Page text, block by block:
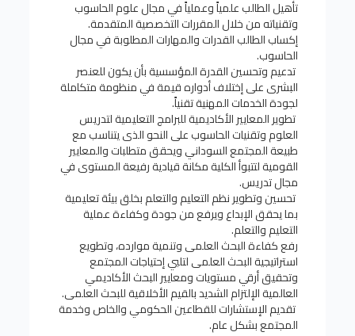
تأهيل الطالب علمياً وعملياً في مجال علوم الحاسوب
وتقنياته من خلال المقررات التخصصية المتقدمة.
إكساب الطالب القدرات والمهارات المطلوبة في مجال
الحاسوب.
تدعيم وتحسين القدرة المؤسسية بأن يكون للعنصر
البشرى على إختلاف أدواره قيمة في منظومة متكاملة
لجودة الخدمات المهنية تقنياً.
تطوير المعايير الأكاديمية للبرامج التعليمية لتدريس
العلوم وتقنيات الحاسوب على النحو الذى يتناسب مع
طبيعة المجتمع السوداني ويحقق متطلبات والمعايير
القومية لتتبوأ الكلية مكانة قيادية رفيعة المستوى في
مجال تدريس.
تحسين وتطوير نظم التعليم والتعلم بخلق بيئة تعليمية
بما يحقق الإبداع ويرفع من جودة وكفاءة عملية
التعليم والتعلم.
رفع كفاءة البحث العلمى وتنمية موارده، وتطويع
استراتيجية البحث العلمى لتلبي إحتياجات المجتمع
وتحقيق أرقي مستويات ومعايير البحث الأكاديمي
العالمية الإلتزام الشديد بالقيم الأخلاقية للبحث العلمى.
تقديم الإستشارات للقطاعين الحكومي والخاص وخدمة
المجتمع بشكل عام.